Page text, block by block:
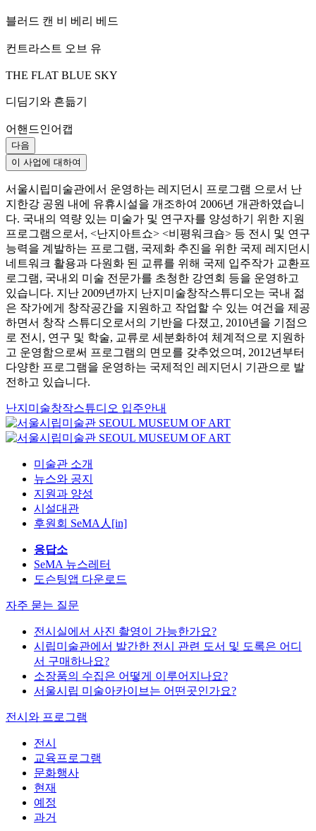
블러드 캔 비 베리 베드
컨트라스트 오브 유
THE FLAT BLUE SKY
디딤기와 흔듦기
어핸드인어캡
다음
이 사업에 대하여
서울시립미술관에서 운영하는 레지던시 프로그램 으로서 난
지한강 공원 내에 유휴시설을 개조하여 2006년 개관하였습니
다. 국내의 역량 있는 미술가 및 연구자를 양성하기 위한 지원
프로그램으로서, <난지아트쇼> <비평워크숍> 등 전시 및 연구
능력을 계발하는 프로그램, 국제화 추진을 위한 국제 레지던시
네트워크 활용과 다원화 된 교류를 위해 국제 입주작가 교환프
로그램, 국내외 미술 전문가를 초청한 강연회 등을 운영하고
있습니다. 지난 2009년까지 난지미술창작스튜디오는 국내 젊
은 작가에게 창작공간을 지원하고 작업할 수 있는 여건을 제공
하면서 창작 스튜디오로서의 기반을 다졌고, 2010년을 기점으
로 전시, 연구 및 학술, 교류로 세분화하여 체계적으로 지원하
고 운영함으로써 프로그램의 면모를 갖추었으며, 2012년부터
다양한 프로그램을 운영하는 국제적인 레지던시 기관으로 발
전하고 있습니다.
난지미술창작스튜디오 입주안내
미술관 소개
뉴스와 공지
지원과 양성
시설대관
후원회 SeMA人[in]
응답소
SeMA 뉴스레터
도슨팅앱 다운로드
자주 묻는 질문
전시실에서 사진 촬영이 가능한가요?
시립미술관에서 발간한 전시 관련 도서 및 도록은 어디
서 구매하나요?
소장품의 수집은 어떻게 이루어지나요?
서울시립 미술아카이브는 어떤곳인가요?
전시와 프로그램
전시
교육프로그램
문화행사
현재
예정
과거